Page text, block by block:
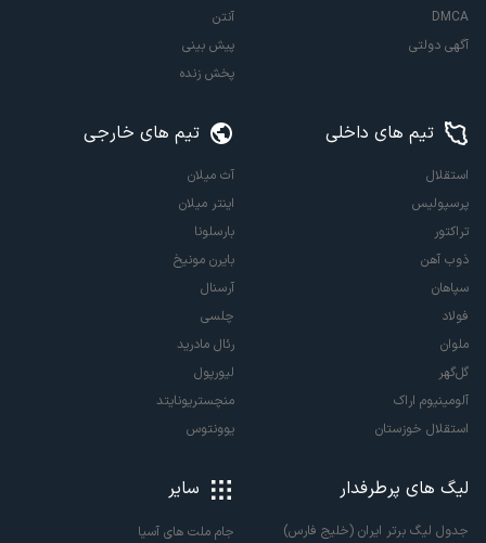
DMCA
آگهی دولتی
آنتن
پیش بینی
پخش زنده
تیم های داخلی
استقلال
پرسپولیس
تراکتور
ذوب آهن
سپاهان
فولاد
ملوان
گل‌گهر
آلومینیوم اراک
استقلال خوزستان
تیم های خارجی
آث میلان
اینتر میلان
بارسلونا
بایرن مونیخ
آرسنال
چلسی
رئال مادرید
لیورپول
منچستریونایتد
یوونتوس
لیگ های پرطرفدار
جدول لیگ برتر ایران (خلیج فارس)
سایر
جام ملت های آسیا